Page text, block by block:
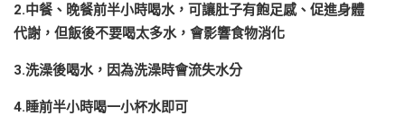
2.中餐、晚餐前半小時喝水，可讓肚子有飽足感、促進身體
代謝，但飯後不要喝太多水，會影響食物消化
3.洗澡後喝水，因為洗澡時會流失水分
4.睡前半小時喝一小杯水即可